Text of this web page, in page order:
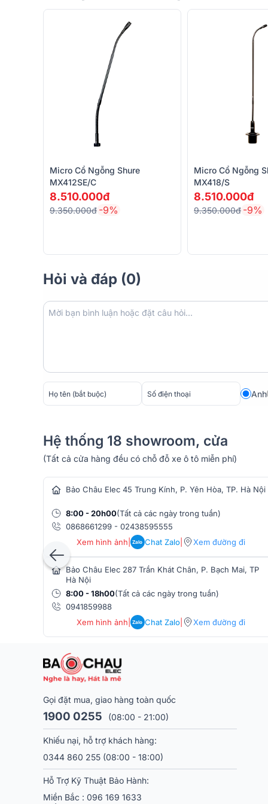
dàng kết nối với các thiết bị âm thanh, mixer, hay
kết nối này phổ biến và tương thích với hầu hết các
tiện lợi và linh hoạt trong việc lắp đặt và sử dụng.
Dải động rộng
Với dải động rộng, micro Shure MX412D/S-X có
trên toàn bộ dải tần số. Điều này giúp micro có
âm trầm sâu cho đến các âm cao sắc nét, đảm bảo
chân thực nhất.
Micro Cổ Ngỗng Shure
MX412SE/C
8.510.000đ
9.350.000đ -9%
Micro Cổ Ngỗng
MX418/S
8.510.000đ
9.350.000đ -9%
Hỏi và đáp (0)
Anh
Hệ thống 18 showroom, cửa
hàng âm thanh
(Tất cả cửa hàng đều có chỗ đỗ xe ô tô miễn phí)
Bảo Châu Elec 45 Trung Kính, P. Yên Hòa, TP. Hà Nội
8:00 - 20h00(Tất cả các ngày trong tuần)
0868661299 - 02438595555
Xem hình ảnh
Zalo Chat Zalo| Xem đường đi
Bảo Châu Elec 287 Trần Khát Chân, P. Bạch Mai, TP
Hà Nội
8:00 - 18h00(Tất cả các ngày trong tuần)
0941859988
Xem hình ảnh
Zalo Chat Zalo| Xem đường đi
Gọi đặt mua, giao hàng toàn quốc
1900 0255 (08:00 - 21:00)
Khiếu nại, hỗ trợ khách hàng:
0344 860 255 (08:00 - 18:00)
Hỗ Trợ Kỹ Thuật Bảo Hành:
Miền Bắc : 096 169 1633